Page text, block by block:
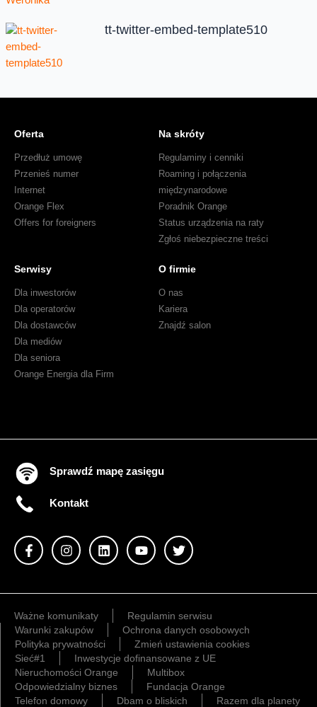
tt-twitter-embed-template510
Oferta
Przedłuż umowę
Przenieś numer
Internet
Orange Flex
Offers for foreigners
Na skróty
Regulaminy i cenniki
Roaming i połączenia
międzynarodowe
Poradnik Orange
Status urządzenia na raty
Zgłoś niebezpieczne treści
Serwisy
Dla inwestorów
Dla operatorów
Dla dostawców
Dla mediów
Dla seniora
Orange Energia dla Firm
O firmie
O nas
Kariera
Znajdź salon
Sprawdź mapę zasięgu
Kontakt
Ważne komunikaty
Regulamin serwisu
Warunki zakupów
Ochrona danych osobowych
Polityka prywatności
Zmień ustawienia cookies
Sieć#1
Inwestycje dofinansowane z UE
Nieruchomości Orange
Multibox
Odpowiedzialny biznes
Fundacja Orange
Telefon domowy
Dbam o bliskich Razem dla planety